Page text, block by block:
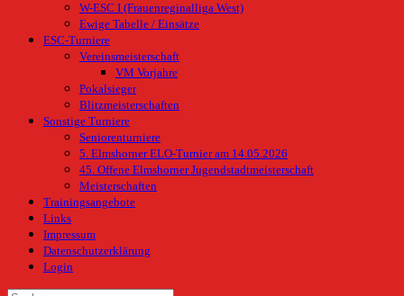
W-ESC I (Frauenreginalliga West)
Ewige Tabelle / Einsätze
ESC-Turniere
Vereinsmeisterschaft
VM Vorjahre
Pokalsieger
Blitzmeisterschaften
Sonstige Turniere
Seniorenturniere
5. Elmshorner ELO-Turnier am 14.05.2026
45. Offene Elmshorner Jugendstadtmeisterschaft
Meisterschaften
Trainingsangebote
Links
Impressum
Datenschutzerklärung
Login